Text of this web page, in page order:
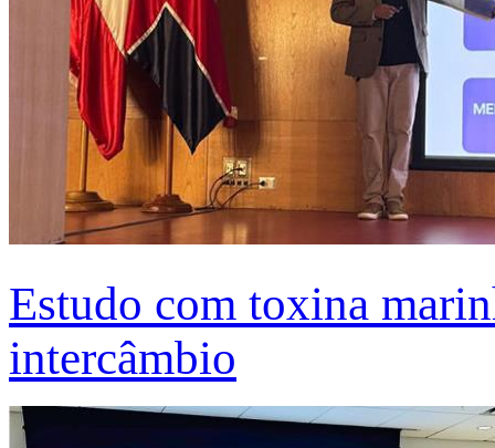
Estudo com toxina
intercâmbio